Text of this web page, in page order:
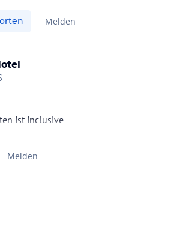
Melden
ist inclusive
Melden